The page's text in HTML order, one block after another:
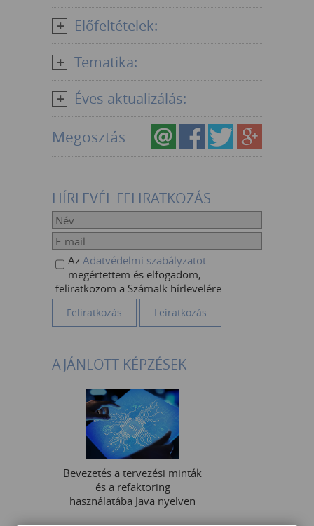
Előfeltételek:
Tematika:
Éves aktualizálás:
Megosztás
HÍRLEVÉL FELIRATKOZÁS
Az Adatvédelmi szabályzatot
megértettem és elfogadom,
feliratkozom a Számalk hírlevelére.
AJÁNLOTT KÉPZÉSEK
Bevezetés a tervezési minták
és a refaktoring
használatába Java nyelven